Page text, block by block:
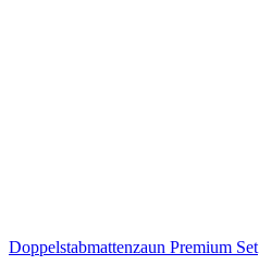
Doppelstabmattenzaun Premium Set